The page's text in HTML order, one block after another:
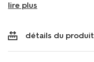
lire plus
détails du produit